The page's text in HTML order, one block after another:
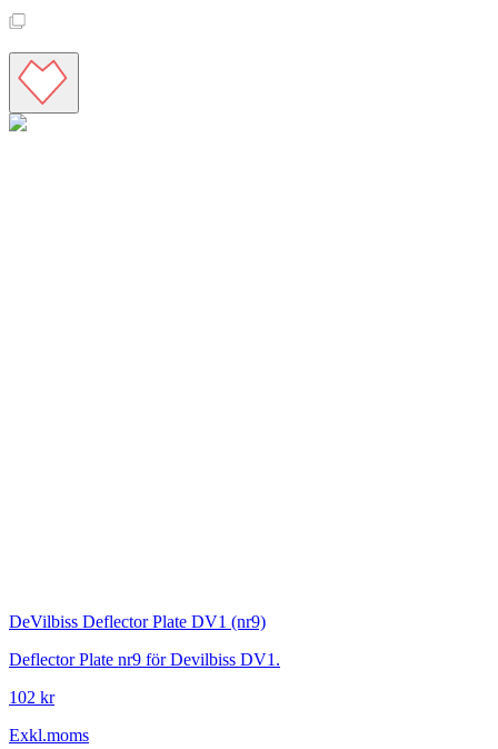
DeVilbiss Deflector Plate DV1 (nr9)
Deflector Plate nr9 för Devilbiss DV1.
102 kr
Exkl.moms